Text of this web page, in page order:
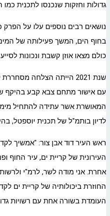
גדולות וחזקות שנכנסו לתכנית
נושאים רבים נוספים עלו על הפרק
בחוף הים, המשך פעילותה של
כולם מצאו אוזן קשבת ונכונות
שנת 2021 הייתה הצלחה
המאושרת אשר עתידה להתחיל
לדיון בותמ"ל של תכנית יוספטל, בהיקף של
ראש העיר דוד אבן צור: "אמשיך
העירונית של קריית ים, עיר החוף
אחרת. אני מודה לשר, לרמ"י
החוזרת ביכולותיה של קריית ים
העומדת בשורה אחת עם רשויות